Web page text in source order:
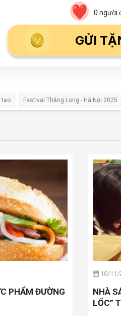
0 người
GỬI
tạo Festival Thăng Long - Hà Nội 2025
PHẨM ĐƯỜNG
10/11/
NHÀ
LỐC”